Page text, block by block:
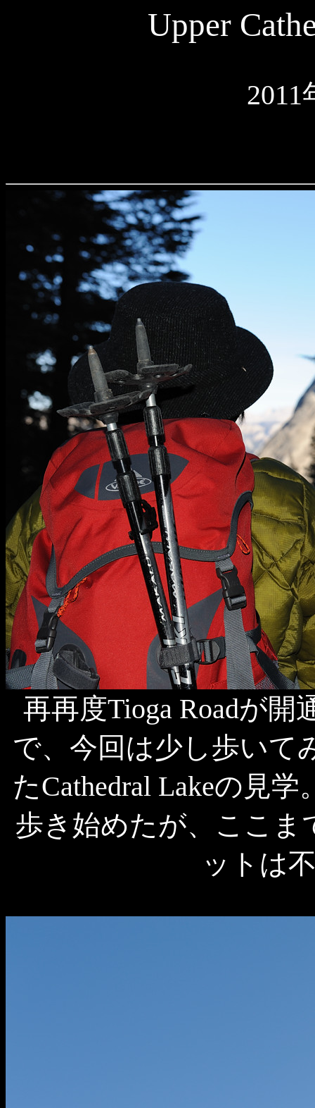
Upper
2011
再再度Tioga Roadが
で、今回は少し歩いて
たCathedral Lakeの見
歩き始めたが、ここま
ットは